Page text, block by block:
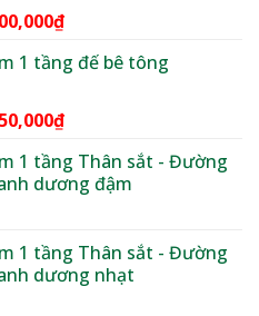
3,600,000₫.
₫Khoảng
từ
đến
1 tầng đế bê tông
₫Khoảng
từ
1,600,000₫
1 tầng Thân sắt - Đường
dương đậm
1 tầng Thân sắt - Đường
dương nhạt